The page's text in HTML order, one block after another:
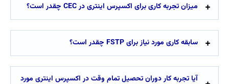
میزان تجربه کاری برای اکسپرس اینتری در CEC چقدر است؟
سابقه کاری مورد نیاز برای FSTP چقدر است؟
آیا تجربه کار دوران تحصیل تمام وقت در اکسپرس اینتری مورد